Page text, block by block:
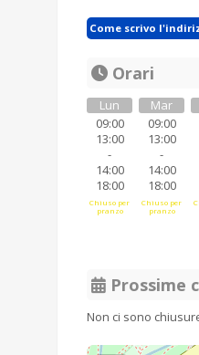
Come scrivo
Orari
Lun
09:00
13:00
-
14:00
18:00
Chiuso per
pranzo
Mar
09:00
13:00
-
14:00
18:00
Chiuso per
pranzo
Prossime
Non ci sono